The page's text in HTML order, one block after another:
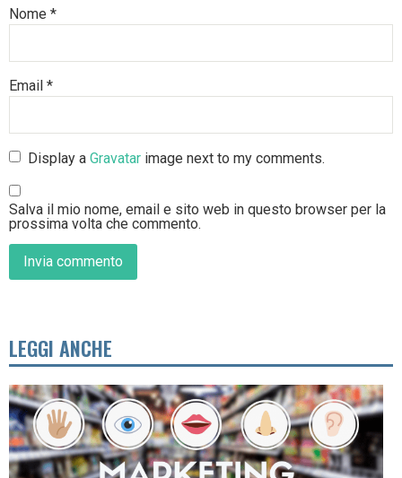
Nome *
Email *
Display aGravatar image next to my comments.
Salva il mio nome, email e sito web in questo browser per la
prossima volta che commento.
LEGGI ANCHE